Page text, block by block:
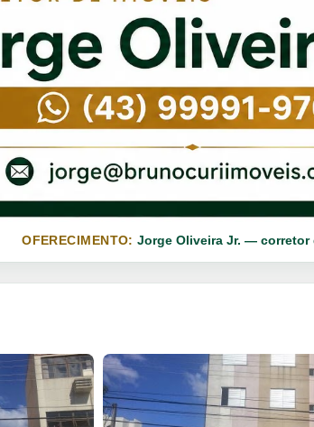
OFERECIMENTO: Jorge Oliveira Jr. — corretor